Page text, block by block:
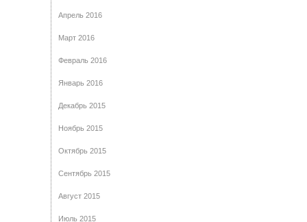
Апрель 2016
Март 2016
Февраль 2016
Январь 2016
Декабрь 2015
Ноябрь 2015
Октябрь 2015
Сентябрь 2015
Август 2015
Июль 2015